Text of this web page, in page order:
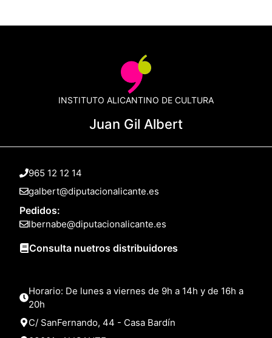
INSTITUTO ALICANTINO DE CULTURA
Juan Gil Albert
965 12 12 14
galbert@diputacionalicante.es
Pedidos:
lbernabe@diputacionalicante.es
Consulta nuetros distribuidores
Horario: De lunes a viernes de 9h a 14h y de 16h a
20h
C/ SanFernando, 44 - Casa Bardín